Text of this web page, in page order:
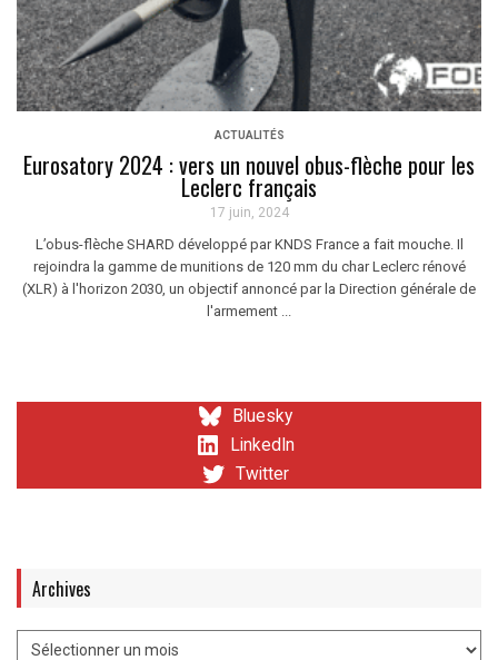
ACTUALITÉS
Eurosatory 2024 : vers un nouvel obus-flèche pour les
Leclerc français
17 juin, 2024
L’obus-flèche SHARD développé par KNDS France a fait mouche. Il
rejoindra la gamme de munitions de 120 mm du char Leclerc rénové
(XLR) à l'horizon 2030, un objectif annoncé par la Direction générale de
l'armement ...
Bluesky
LinkedIn
Twitter
Archives